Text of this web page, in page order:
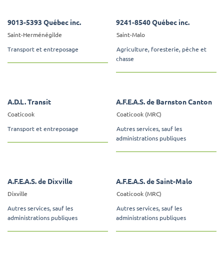
9013-5393 Québec inc.
Saint-Herménégilde
Transport et entreposage
9241-8540 Québec inc.
Saint-Malo
Agriculture, foresterie, pêche et
chasse
A.D.L. Transit
Coaticook
Transport et entreposage
A.F.E.A.S. de Barnston Canton
Coaticook (MRC)
Autres services, sauf les
administrations publiques
A.F.E.A.S. de Dixville
Dixville
Autres services, sauf les
administrations publiques
A.F.E.A.S. de Saint-Malo
Coaticook (MRC)
Autres services, sauf les
administrations publiques